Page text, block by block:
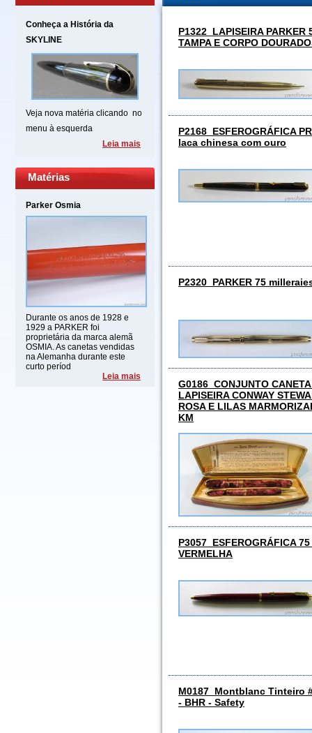
Conheça a História da
SKYLINE
Veja nova matéria clicando no
menu à esquerda
Leia mais
Matérias
Parker Osmia
Durante os anos de 1928 e
1929 a PARKER foi
proprietária da marca alemã
OSMIA. As canetas vendidas
na Alemanha durante este
curto períod
Leia mais
P1322 LAPISEIRA PARKER
TAMPA E CORPO
P2168 ESFEROGRÁFICA
laca chinesa com ouro
P2320 PARKER 75
G0186 CONJUNTO CANETA
LAPISEIRA CONWAY
ROSA E LILAS
KM
P3057 ESFEROGRÁFICA
VERMELHA
M0187 Montblanc Tinteiro
- BHR - Safety